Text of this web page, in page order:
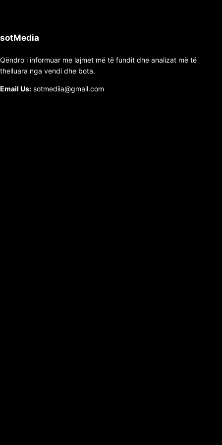
sotMedia
Qëndro i informuar me lajmet më të fundit dhe analizat më të
thelluara nga vendi dhe bota.
Email Us: sotmediia@gmail.com